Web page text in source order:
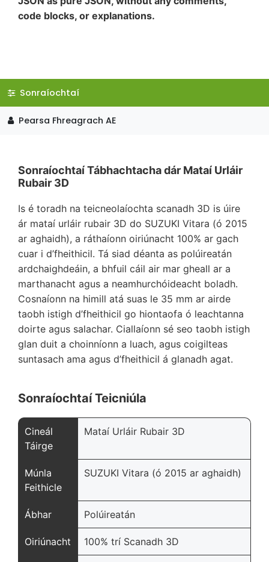
code blocks, or explanations.
Sonraíochtaí
Pearsa Fhreagrach AE
Sonraíochtaí Tábhachtacha dár Mataí Urláir
Rubair 3D
Is é toradh na teicneolaíochta scanadh 3D is úire
ár mataí urláir rubair 3D do SUZUKI Vitara (ó 2015
ar aghaidh), a ráthaíonn oiriúnacht 100% ar gach
cuar i d’fheithicil. Tá siad déanta as polúireatán
ardchaighdeáin, a bhfuil cáil air mar gheall ar a
marthanacht agus a neamhurchóideacht boladh.
Cosnaíonn na himill atá suas le 35 mm ar airde
taobh istigh d’fheithicil go hiontaofa ó leachtanna
doirte agus salachar. Ciallaíonn sé seo taobh istigh
glan duit a choinníonn a luach, agus coigilteas
suntasach ama agus d’fheithicil á glanadh agat.
Sonraíochtaí Teicniúla
Cineál
Táirge
Mataí Urláir Rubair 3D
Múnla
Feithicle
SUZUKI Vitara (ó 2015 ar aghaidh)
Ábhar Polúireatán
Oiriúnacht 100% trí Scanadh 3D